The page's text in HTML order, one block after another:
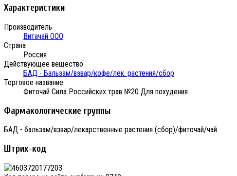
Характеристики
Производитель
Витачай ООО
Страна
Россия
Действующее вещество
БАД - Бальзам/взвар/кофе/лек. растения/сбор
Торговое название
Фиточай Сила Российских трав №20 Для похудения
Фармакологические группы
БАД - бальзам/взвар/лекарственные растения (сбор)/фиточай/чай
Штрих-код